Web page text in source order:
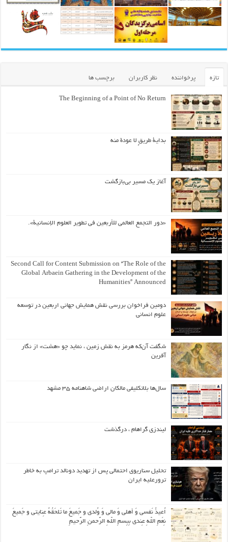
تازه پرخواننده نظر کاربران برچسب ها
The Beginning of a Point of No Return
بداية طريقٍ لا عودة منه
آغاز یک مسیر بی‌بازگشت
«دور التجمع العالمي للأربعين في تطوير العلوم الإنسانية».
Second Call for Content Submission on “The Role of the
Global Arbaein Gathering in the Development of the
Humanities” Announced
دومین فراخوان بررسی نقش همایش جهانی اربعین در توسعه
علوم انسانی
شگفت آن‌که هرمز به نقش زمین ، نماید چو «هشت» از نگار
آفرین
سال‌ها بلاتکلیفی مالکان اراضی شاهنامه ۳۵ مشهد
لیندزی گراهام ، درگذشت
تحلیل سناریوی احتمالی پس از تهدید دونالد ترامپ به خاطر
ترورعلیه ایران
اُعیذُ نَفسی وَ أهلی وَ مالی وَ وُلدی و جَمیعَ ما تَلحَقُهُ عِنایتی و جَمیعَ
نِعَمِ اللّهِ عِندی بِبِسمِ اللّهِ الرَّحمنِ الرَّحیمِ